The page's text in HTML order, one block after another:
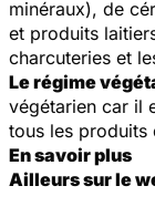
minéraux), de
et produits
charcuteries et
Le régime
végétarien car il
tous les produits
En savoir plus
Ailleurs sur le